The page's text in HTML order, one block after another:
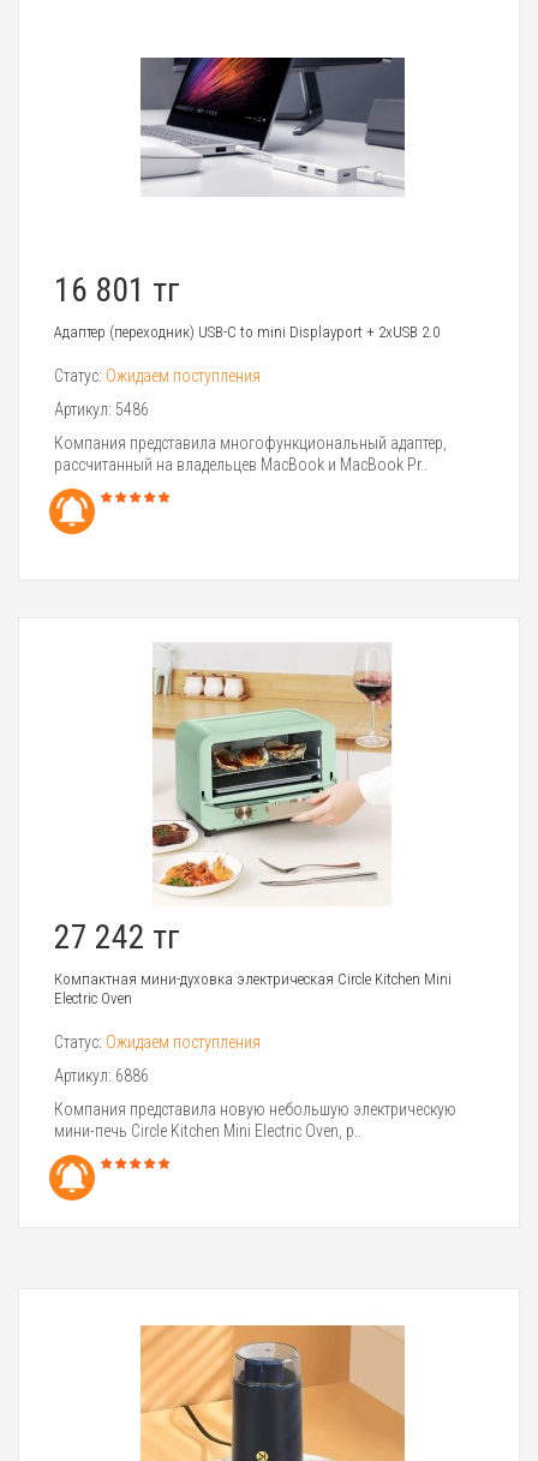
16 801 тг
Адаптер (переходник) USB-C to mini Displayport + 2xUSB 2.0
Статус: Ожидаем поступления
Артикул: 5486
Компания представила многофункциональный адаптер,
рассчитанный на владельцев MacBook и MacBook Pr..
27 242 тг
Компактная мини-духовка электрическая Circle Kitchen Mini
Electric Oven
Статус: Ожидаем поступления
Артикул: 6886
Компания представила новую небольшую электрическую
мини-печь Circle Kitchen Mini Electric Oven, р..